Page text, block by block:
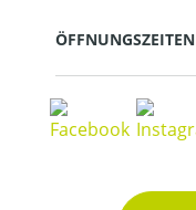
ÖFFNUNGSZEITEN